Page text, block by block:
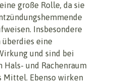
große Rolle, da sie
Insbesondere
eine
und sind bei
Hals- und Rachenraum
Mittel. Ebenso wirken